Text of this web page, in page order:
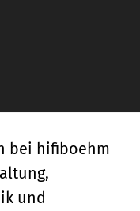
bei hifiboehm
und